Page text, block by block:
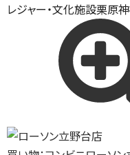
レジャー・文化施設栗原